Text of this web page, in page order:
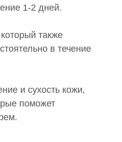
1-2 дней.
также
в течение
и сухость кожи,
поможет